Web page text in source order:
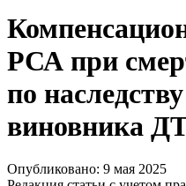
РСА при
по
виновника
Опубликовано: 9 мая 2025